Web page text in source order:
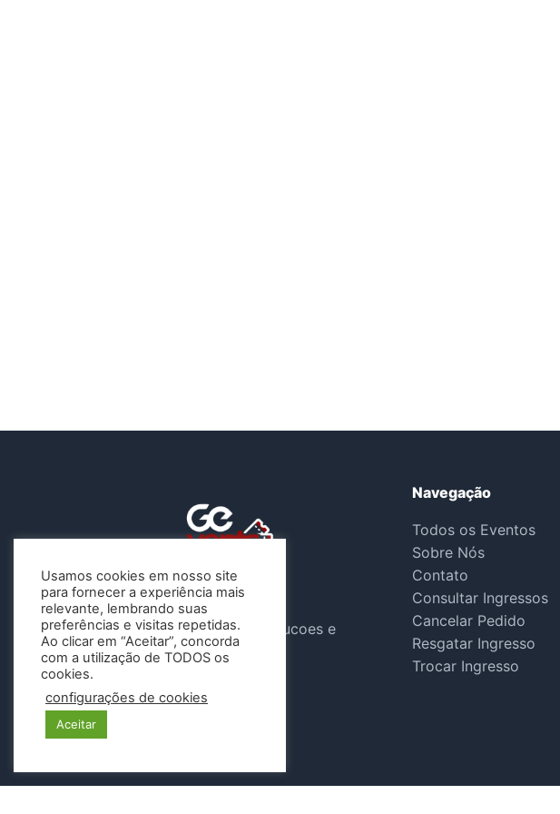
A Gevents atua sob o CNPJ
46.647.904/0001-04 , G e Solucoes e
Eventos LTDA
Siga-nos
Navegação
Todos os Eventos
Sobre Nós
Contato
Consultar Ingressos
Cancelar Pedido
Resgatar Ingresso
Trocar Ingresso
Usamos cookies em nosso site
para fornecer a experiência mais
relevante, lembrando suas
preferências e visitas repetidas.
Ao clicar em “Aceitar”, concorda
com a utilização de TODOS os
cookies.
configurações de cookies
Aceitar